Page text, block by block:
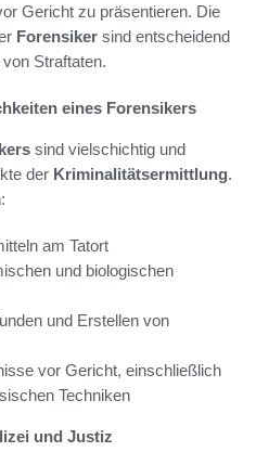
Gericht zu präsentieren. Die
Forensiker sind entscheidend
Straftaten.
eines Forensikers
sind vielschichtig und
der Kriminalitätsermittlung.
am Tatort
und biologischen
und Erstellen von
vor Gericht, einschließlich
Techniken
und Justiz